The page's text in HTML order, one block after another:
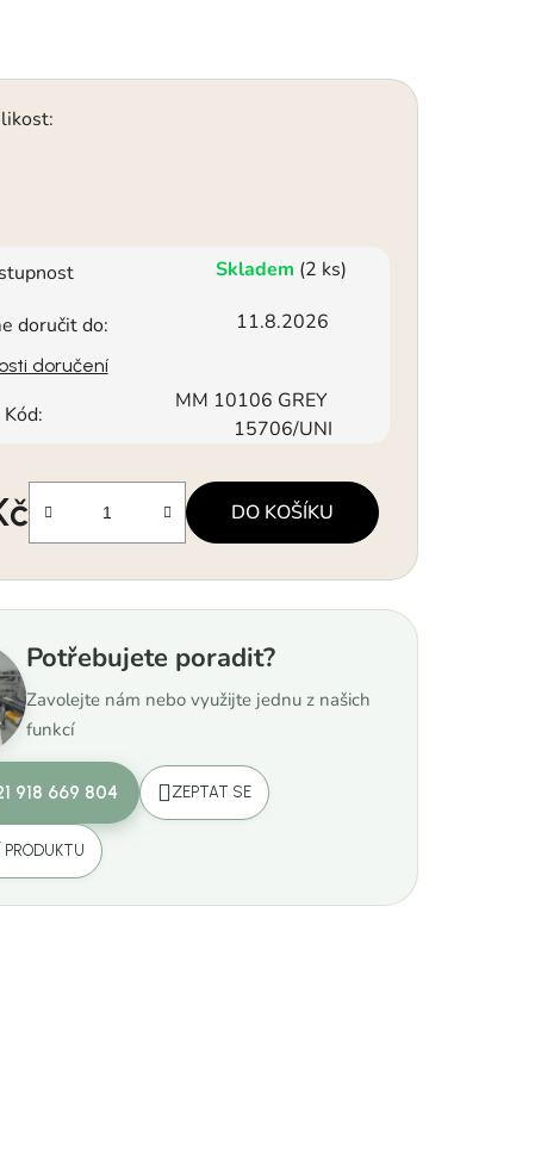
Skladem (2 ks)
doručit do: 11.8.2026
doručení
Kód:
MM 10106 GREY
15706/UNI
DO KOŠÍKU
Potřebujete poradit?
Zavolejte nám nebo využijte jednu z našich
funkcí
918 669 804 ZEPTAT SE
PRODUKTU